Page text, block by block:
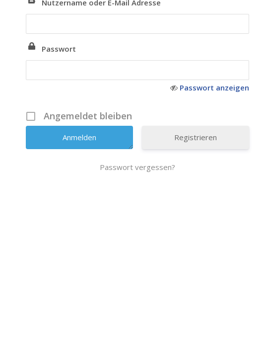
Nutzername oder E-Mail Adresse
Passwort
Passwort anzeigen
Angemeldet bleiben
Registrieren
Passwort vergessen?